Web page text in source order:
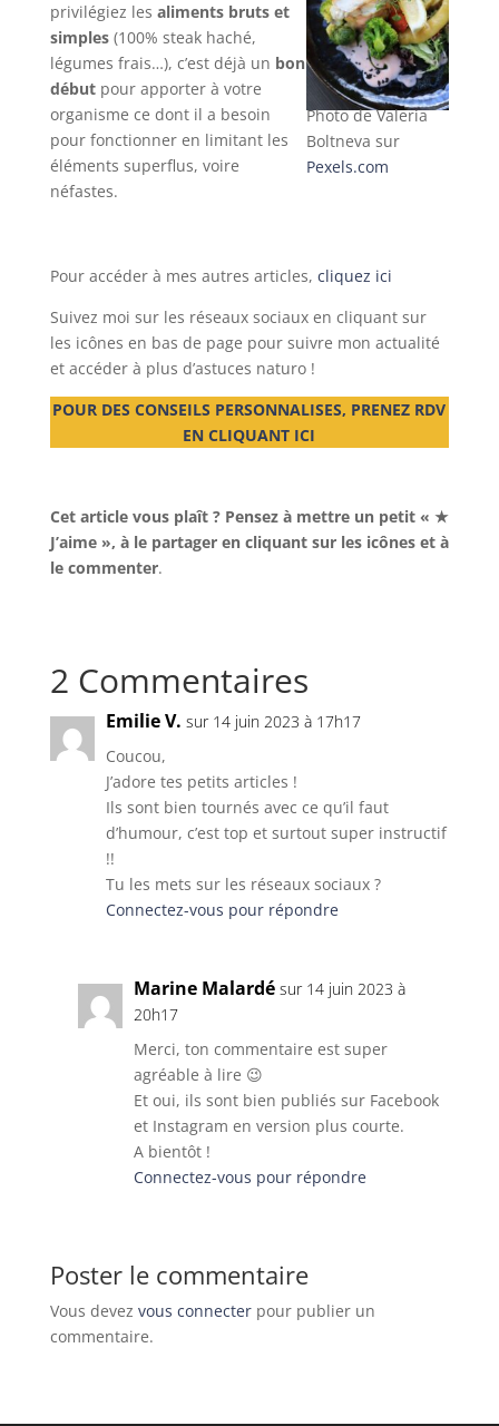
Photo de Valeria
Boltneva sur
Pexels.com
privilégiez les aliments bruts et
simples(100% steak haché,
légumes frais…), c’est déjà un bon
débutpour apporter à votre
organisme ce dont il a besoin
pour fonctionner en limitant les
éléments superflus, voire
néfastes.
Pour accéder à mes autres articles, cliquez ici
Suivez moi sur les réseaux sociaux en cliquant sur
les icônes en bas de page pour suivre mon actualité
et accéder à plus d’astuces naturo !
POUR DES CONSEILS PERSONNALISES, PRENEZ RDV
EN CLIQUANT ICI
Cet article vous plaît ? Pensez à mettre un petit « ★
J’aime », à le partager en cliquant sur les icônes et à
le commenter.
2 Commentaires
Emilie V. sur 14 juin 2023 à 17h17
Coucou,
J’adore tes petits articles !
Ils sont bien tournés avec ce qu’il faut
d’humour, c’est top et surtout super instructif
!!
Tu les mets sur les réseaux sociaux ?
Connectez-vous pour répondre
Marine Malardé sur 14 juin 2023 à
20h17
Merci, ton commentaire est super
agréable à lire 😉
Et oui, ils sont bien publiés sur Facebook
et Instagram en version plus courte.
A bientôt !
Connectez-vous pour répondre
Poster le commentaire
Vous devez vous connecterpour publier un
commentaire.